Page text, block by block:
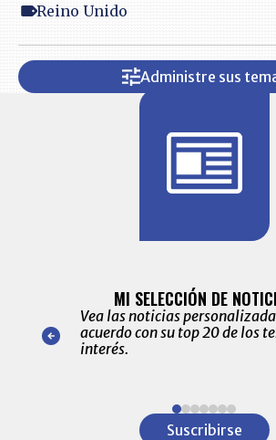
Reino Unido
Administre sus
nuestro
para
MI SELECCIÓN DE
Vea las noticias
acuerdo con su top 20 de los
interés.
Suscribirse